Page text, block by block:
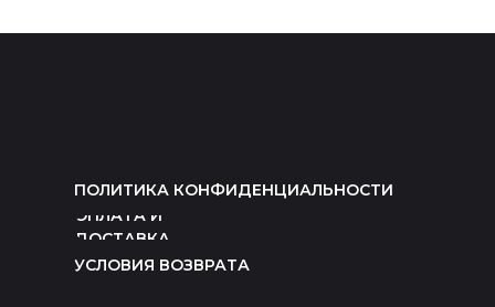
ПОЛИТИКА КОНФИДЕНЦИАЛЬНОСТИ
ОПЛАТА И
ДОСТАВКА
УСЛОВИЯ ВОЗВРАТА